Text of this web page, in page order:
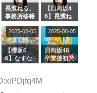
京ドーム公
演】
た結果･･･
【激レアさ
きた。】
長濱ねる、
事務所移籍
属を発表
【日向坂4
6】長濱ね
ら移籍しフ
ラーム所属
に。これで
事務所に所
属している
【櫻坂4
6】なすな
2曲目っ
2025-08-05
日向坂46
卒業後初共
2025-08-05